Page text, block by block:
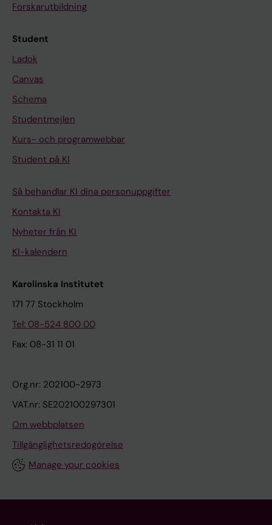
Forskarutbildning
Student
Ladok
Canvas
Schema
Studentmejlen
Kurs- och programwebbar
Student på KI
Så behandlar KI dina personuppgifter
Kontakta KI
Nyheter från KI
KI-kalendern
Karolinska Institutet
171 77 Stockholm
Tel: 08-524 800 00
Fax: 08-31 11 01
Org.nr: 202100-2973
VAT.nr: SE202100297301
Om webbplatsen
Tillgänglighetsredogörelse
Manage your cookies